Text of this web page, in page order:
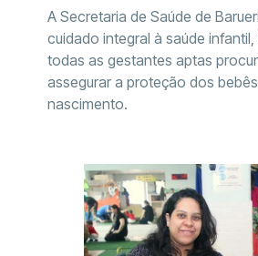
A Secretaria de Saúde de
cuidado integral à saúde
todas as gestantes aptas
assegurar a proteção dos
nascimento.